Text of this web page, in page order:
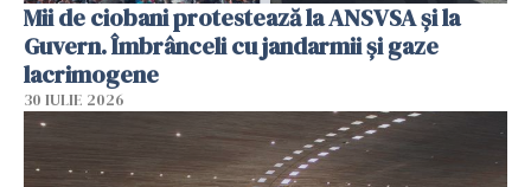
Mii de ciobani protestează la ANSVSA și la
Guvern. Îmbrânceli cu jandarmii și gaze
lacrimogene
30 IULIE 2026